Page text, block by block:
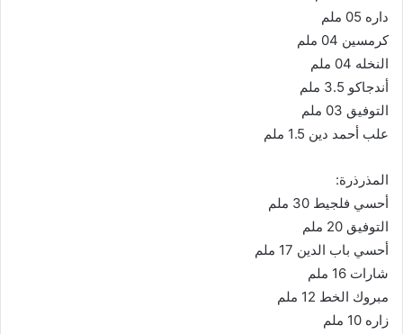
داره 05 ملم
كرمسين 04 ملم
النخله 04 ملم
أندجاكو 3.5 ملم
التوفيق 03 ملم
علب أحمد دين 1.5 ملم
المذرذرة:
أحسي فلجيط 30 ملم
التوفيق 20 ملم
أحسي باب الدين 17 ملم
شارات 16 ملم
مبروك الخط 12 ملم
زاره 10 ملم